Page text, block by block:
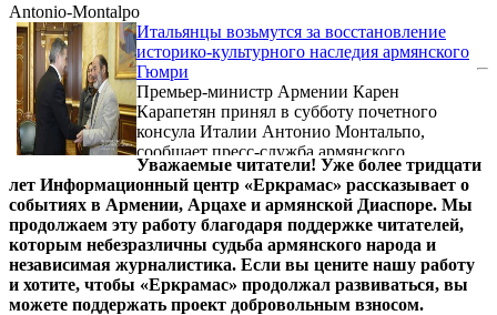
Antonio-Montalpo
Итальянцы возьмутся за восстановление
историко-культурного наследия армянского
Гюмри
Премьер-министр Армении Карен
Карапетян принял в субботу почетного
консула Италии Антонио Монтальпо,
сообщает пресс-служба армянского
правительства.
Уважаемые читатели! Уже более тридцати
лет Информационный центр «Еркрамас» рассказывает о
событиях в Армении, Арцахе и армянской Диаспоре. Мы
продолжаем эту работу благодаря поддержке читателей,
которым небезразличны судьба армянского народа и
независимая журналистика. Если вы цените нашу работу
и хотите, чтобы «Еркрамас» продолжал развиваться, вы
можете поддержать проект добровольным взносом.